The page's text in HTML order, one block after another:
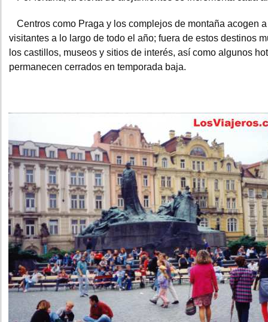
Centros como Praga y los complejos de montaña acogen
visitantes a lo largo de todo el año; fuera de estos destinos
los castillos, museos y sitios de interés, así como algunos
permanecen cerrados en temporada baja.